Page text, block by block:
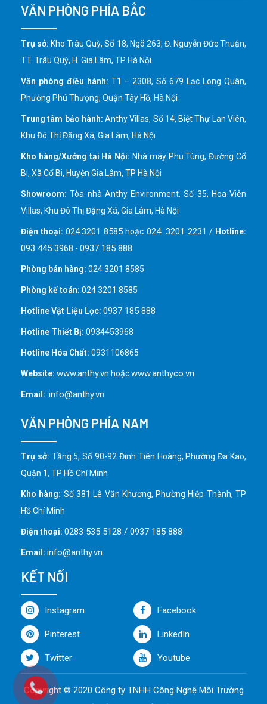
VĂN PHÒNG PHÍA BẮC
Trụ sở: Kho Trâu Quỳ, Số 18, Ngõ 263, Đ. Nguyễn Đức Thuận,
TT. Trâu Quỳ, H. Gia Lâm, TP Hà Nội
Văn phòng điều hành: T1 – 2308, Số 679 Lạc Long Quân,
Phường Phú Thượng, Quận Tây Hồ, Hà Nội
Trung tâm bảo hành: Anthy Villas, Số 14, Biệt Thự Lan Viên,
Khu Đô Thị Đặng Xá, Gia Lâm, Hà Nội
Kho hàng/Xưởng tại Hà Nội: Nhà máy Phụ Tùng, Đường Cổ
Bi, Xã Cổ Bi, Huyện Gia Lâm, TP Hà Nội
Showroom: Tòa nhà Anthy Environment, Số 35, Hoa Viên
Villas, Khu Đô Thị Đặng Xá, Gia Lâm, Hà Nội
Điện thoại: 024.3201 8585 hoặc 024. 3201 2231 / Hotline:
093 445 3968 - 0937 185 888
Phòng bán hàng: 024 3201 8585
Phòng kế toán: 024 3201 8585
Hotline Vật Liệu Lọc: 0937 185 888
Hotline Thiết Bị: 0934453968
Hotline Hóa Chất: 0931106865
Website: www.anthy.vn hoặcwww.anthyco.vn
Email: info@anthy.vn
VĂN PHÒNG PHÍA NAM
Trụ sở: Tầng 5, Số 90-92 Đinh Tiên Hoàng, Phường Đa Kao,
Quận 1, TP Hồ Chí Minh
Kho hàng: Số 381 Lê Văn Khương, Phường Hiệp Thành, TP
Hồ Chí Minh
Điện thoại: 0283 535 5128 / 0937 185 888
Email: info@anthy.vn
KẾT NỐI
Instagram Facebook
Pinterest LinkedIn
Twitter Youtube
Copyright © 2020 Công ty TNHH Công Nghệ Môi Trường